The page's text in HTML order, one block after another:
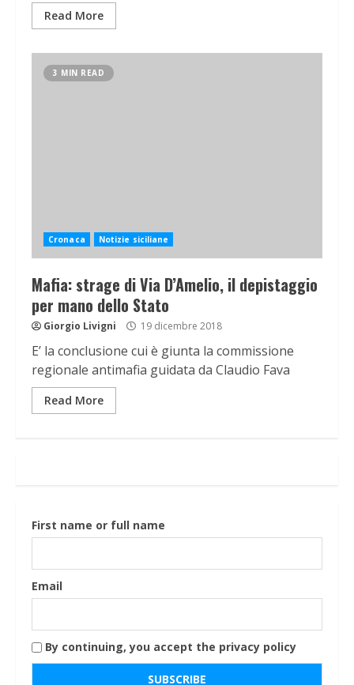
Read More
3 MIN READ
Cronaca Notizie siciliane
Mafia: strage di Via D’Amelio, il depistaggio
per mano dello Stato
Giorgio Livigni 19 dicembre 2018
E’ la conclusione cui è giunta la commissione
regionale antimafia guidata da Claudio Fava
Read More
First name or full name
Email
By continuing, you accept the privacy policy